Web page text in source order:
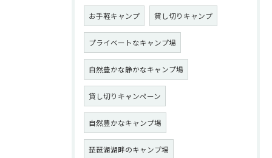
お手軽キャンプ 貸し切りキャンプ
プライベートなキャンプ場
自然豊かな静かなキャンプ場
貸し切りキャンペーン
自然豊かなキャンプ場
琵琶湖湖畔のキャンプ場